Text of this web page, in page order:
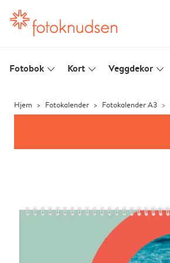
Fotobok slim_arrow_down Kort slim_arrow_down Veggdekor slim_arrow_down
Hjem Fotokalender Fotokalender A3